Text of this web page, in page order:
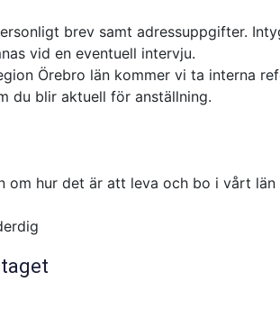
brev samt adressuppgifter.
vid en eventuell intervju.
Örebro län kommer vi ta interna
du blir aktuell för anställning.
om hur det är att leva och bo i vårt län